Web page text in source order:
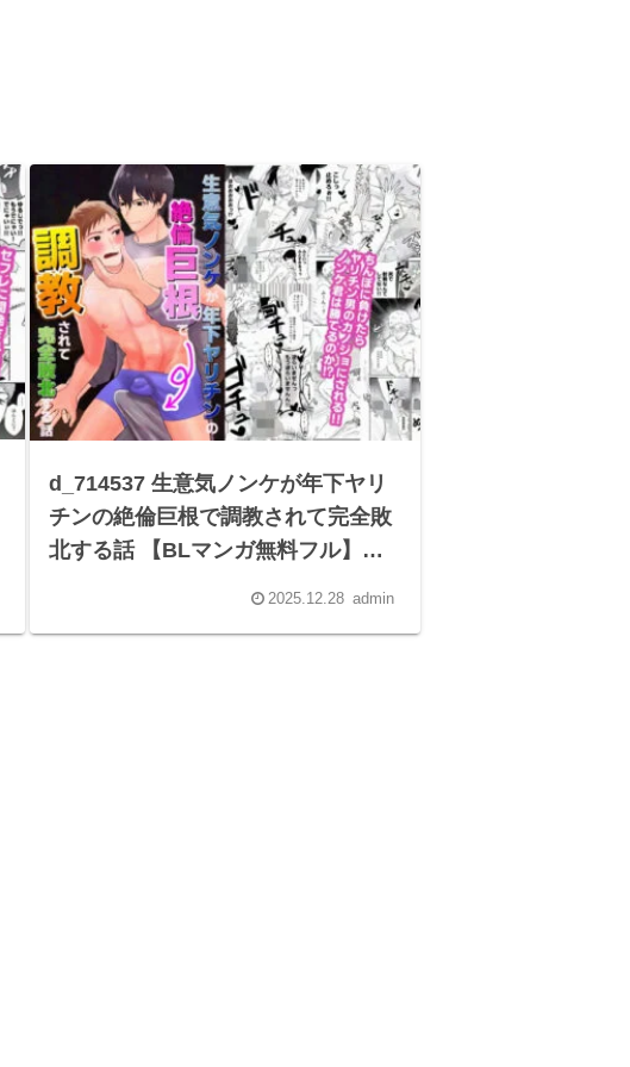
d_714537 生意気ノンケが年下ヤリ
チンの絶倫巨根で調教されて完全敗
北する話 【BLマンガ無料フル】
2025.12.28 admin